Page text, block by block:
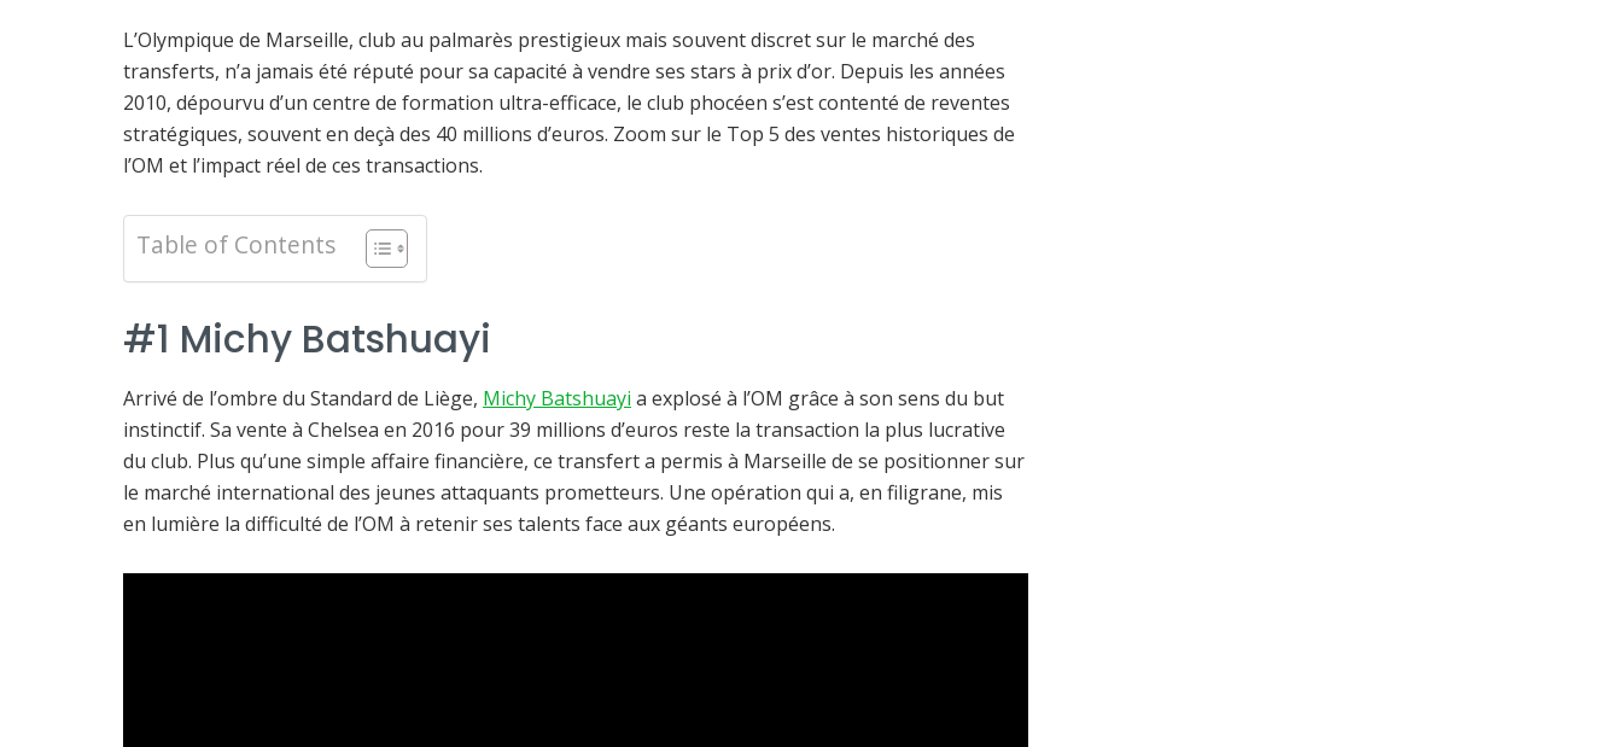
L’Olympique de Marseille, club au palmarès prestigieux mais souvent discret sur le marché des
transferts, n’a jamais été réputé pour sa capacité à vendre ses stars à prix d’or. Depuis les années
2010, dépourvu d’un centre de formation ultra-efficace, le club phocéen s’est contenté de reventes
stratégiques, souvent en deçà des 40 millions d’euros. Zoom sur le Top 5 des ventes historiques de
l’OM et l’impact réel de ces transactions.
Table of Contents
#1 Michy Batshuayi
Arrivé de l’ombre du Standard de Liège, Michy Batshuayi a explosé à l’OM grâce à son sens du but
instinctif. Sa vente à Chelsea en 2016 pour 39 millions d’euros reste la transaction la plus lucrative
du club. Plus qu’une simple affaire financière, ce transfert a permis à Marseille de se positionner sur
le marché international des jeunes attaquants prometteurs. Une opération qui a, en filigrane, mis
en lumière la difficulté de l’OM à retenir ses talents face aux géants européens.